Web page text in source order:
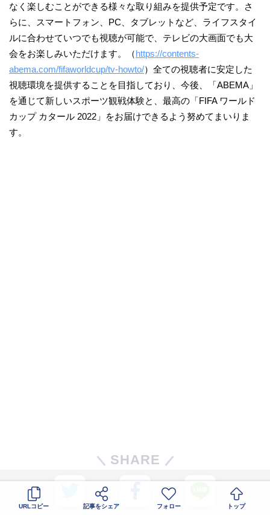
なく楽しむことができる様々な取り組みを提供予定です。さ
らに、スマートフォン、PC、タブレットなど、ライフスタイ
ルに合わせていつでも視聴が可能で、テレビの大画面でも大
会をお楽しみいただけます。（https://contents-
abema.com/fifaworldcup/tv-howto/）全ての視聴者に安定した
視聴環境を提供することを目指しており、今後、「ABEMA」
を通じて新しいスポーツ観戦体験と、最高の「FIFA ワールド
カップ カタール 2022」をお届けできるよう努めてまいりま
す。
SHARE
URLコピー 記事をシェア フォロー トップ